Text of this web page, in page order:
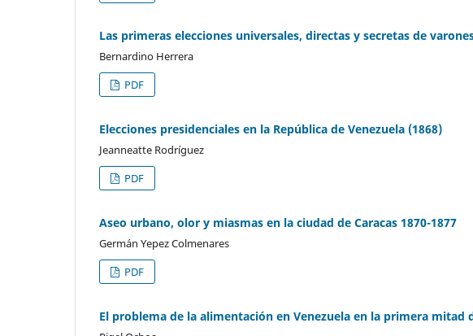
Las primeras elecciones universales, directas y secretas de
Bernardino Herrera
PDF
Elecciones presidenciales en la República de Venezuela (1868)
Jeanneatte Rodríguez
PDF
Aseo urbano, olor y miasmas en la ciudad de Caracas 1870-1877
Germán Yepez Colmenares
PDF
El problema de la alimentación en Venezuela en la primera mitad